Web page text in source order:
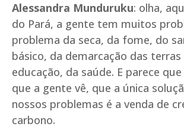
Alessandra Munduruku: olha,
do Pará, a gente tem muitos
problema da seca, da fome, do
básico, da demarcação das terras
educação, da saúde. E parece
que a gente vê, que a única
nossos problemas é a venda de
carbono.